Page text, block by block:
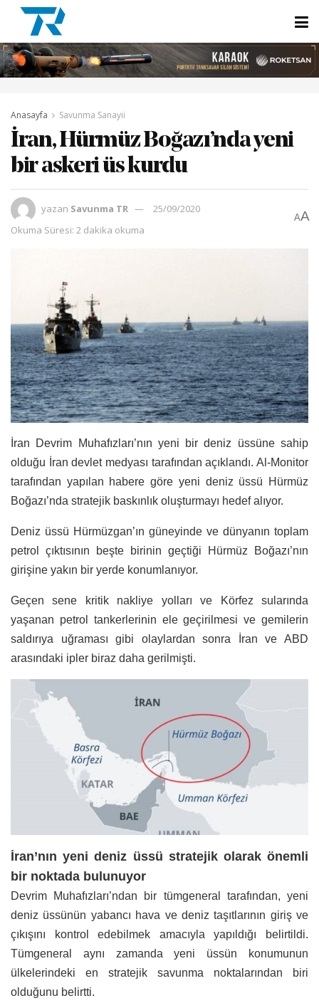
Anasayfa Savunma Sanayii
İran, Hürmüz Boğazı’nda yeni
bir askeri üs kurdu
yazan Savunma TR
25/09/2020
Okuma Süresi: 2 dakika okuma
AA
İran Devrim Muhafızları’nın yeni bir deniz üssüne sahip
olduğu İran devlet medyası tarafından açıklandı. Al-Monitor
tarafından yapılan habere göre yeni deniz üssü Hürmüz
Boğazı’nda stratejik baskınlık oluşturmayı hedef alıyor.
Deniz üssü Hürmüzgan’ın güneyinde ve dünyanın toplam
petrol çıktısının beşte birinin geçtiği Hürmüz Boğazı’nın
girişine yakın bir yerde konumlanıyor.
Geçen sene kritik nakliye yolları ve Körfez sularında
yaşanan petrol tankerlerinin ele geçirilmesi ve gemilerin
saldırıya uğraması gibi olaylardan sonra İran ve ABD
arasındaki ipler biraz daha gerilmişti.
İran’nın yeni deniz üssü stratejik olarak önemli
bir noktada bulunuyor
Devrim Muhafızları’ndan bir tümgeneral tarafından, yeni
deniz üssünün yabancı hava ve deniz taşıtlarının giriş ve
çıkışını kontrol edebilmek amacıyla yapıldığı belirtildi.
Tümgeneral aynı zamanda yeni üssün konumunun
ülkelerindeki en stratejik savunma noktalarından biri
olduğunu belirtti.